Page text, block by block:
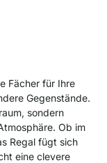
Fächer für Ihre
Gegenstände.
sondern
Ob im
Regal fügt sich
eine clevere